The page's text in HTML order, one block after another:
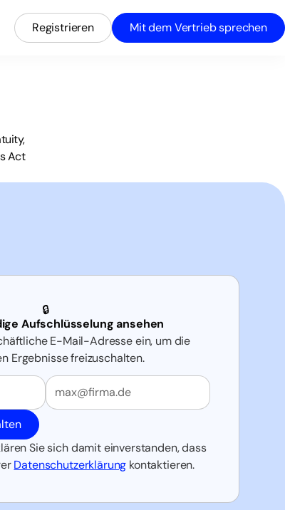
Registrieren Mit dem Vertrieb sprechen
Act
🔒
Aufschlüsselung ansehen
E-Mail-Adresse ein, um die
Ergebnisse freizuschalten.
Geschäftliche E-Mail
Sie sich damit einverstanden, dass
Datenschutzerklärung kontaktieren.